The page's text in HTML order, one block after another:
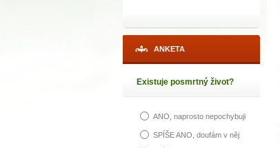
ANKETA
Existuje posmrtný život?
ANO, naprosto nepochybuji
SPÍŠE ANO, doufám v něj